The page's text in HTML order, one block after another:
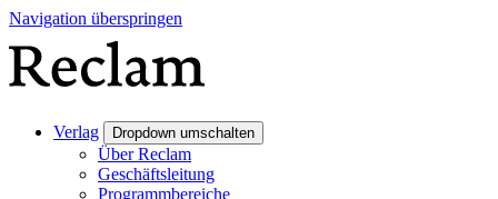
Navigation überspringen
Verlag Dropdown umschalten
Über Reclam
Geschäftsleitung
Programmbereiche